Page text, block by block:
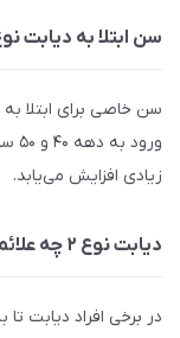
سن ابتلا به دیابت نوع ۲ چه سنی
سن خاصی برای ابتلا
زیادی افزایش می‌یابد.
دیابت نوع ۲ چه علائمی دارد؟
در برخی افراد دیابت